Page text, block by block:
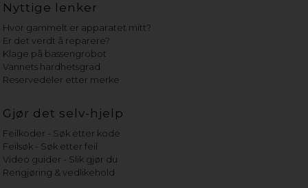
Nyttige lenker
Hvor gammelt er apparatet mitt?
Er det verdt å reparere?
Klage på bassengrobot
Vannets hardhetsgrad
Reservedeler etter merke
Gjør det selv-hjelp
Feilkoder - Søk etter kode
Feilsøk - Søk etter feil
Video guider - Slik gjør du
Rengjøring & vedlikehold